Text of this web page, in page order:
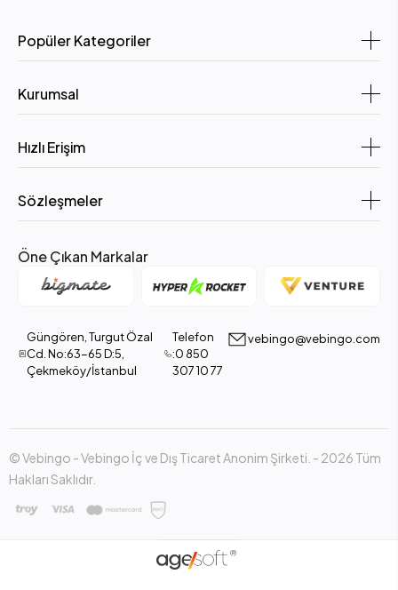
Popüler Kategoriler
Kurumsal
Hızlı Erişim
Sözleşmeler
Öne Çıkan Markalar
Güngören, Turgut Özal
Cd. No:63-65 D:5,
Çekmeköy/İstanbul
Telefon
:0 850
307 10 77
vebingo@vebingo.com
© Vebingo - Vebingo İç ve Dış Ticaret Anonim Şirketi. - 2026 Tüm
Hakları Saklıdır.